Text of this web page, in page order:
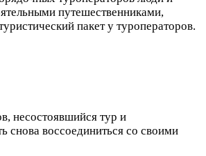
путешественниками,
пакет у туроператоров.
несостоявшийся тур и
снова воссоединиться со своими